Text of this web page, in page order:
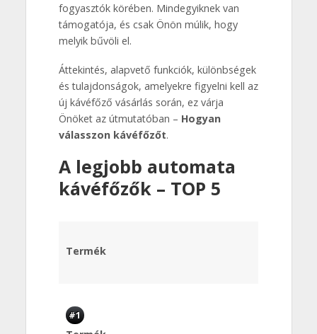
fogyasztók körében. Mindegyiknek van
támogatója, és csak Önön múlik, hogy
melyik bűvöli el.
Áttekintés, alapvető funkciók, különbségek
és tulajdonságok, amelyekre figyelni kell az
új kávéfőző vásárlás során, ez várja
Önöket az útmutatóban – Hogyan
válasszon kávéfőzőt.
A legjobb automata
kávéfőzők – TOP 5
Termék
#1